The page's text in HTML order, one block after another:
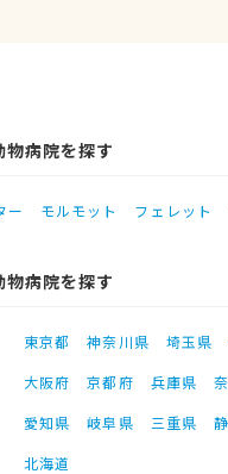
病院を探す
ー モルモット フェレット
病院を探す
東京都 神奈川県 埼玉県
大阪府 京都府 兵庫県
愛知県 岐阜県 三重県
北海道